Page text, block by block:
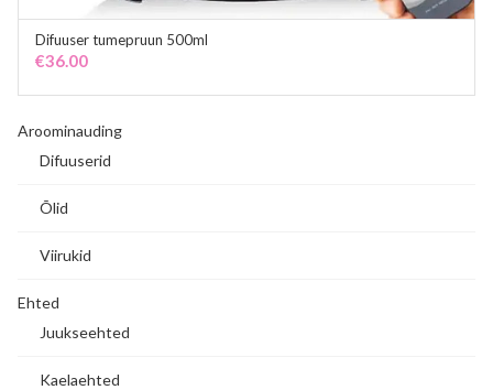
Difuuser tumepruun 500ml
€36.00
Aroominauding
Difuuserid
Õlid
Viirukid
Ehted
Juukseehted
Kaelaehted